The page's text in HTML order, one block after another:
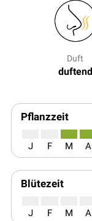
Duft
duftend
Pflanzzeit
J F M A
Blütezeit
J F M A